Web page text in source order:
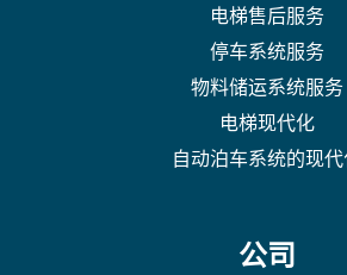
电梯售后服务
停车系统服务
物料储运系统服务
电梯现代化
自动泊车系统的现
公司